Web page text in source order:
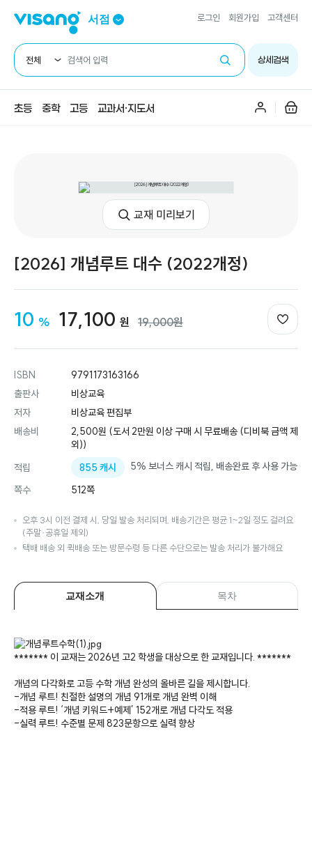
로그인 회원가입 고객센터
서점
전체 상세검색
초등 중학 고등 교과서·지도서
교재 미리보기
[2026] 개념루트 대수 (2022개정)
할인율
10 %
판매금액
17,100 원 19,000원
ISBN
9791173163166
출판사
비상교육
저자
비상교육 편집부
배송비
2,500원 (도서 2만원 이상 구매 시 무료배송 (디비북 금액 제
외))
적립
855 캐시
5% 보너스 캐시 적립, 배송완료 후 사용 가능
쪽수
512쪽
오후 3시 이전 결제 시, 당일 발송 처리되며, 배송기간은 평균 1~2일 정도 걸려요
(주말·공휴일 제외)
택배 배송 외 퀵배송 또는 방문수령 등 다른 수단으로는 발송 처리가 불가해요
교재소개 목차
교재소개
******* 이 교재는 2026년 고2 학생을 대상으로 한 교재입니다. *******
개념의 다각화로 고등 수학 개념 완성의 올바른 길을 제시합니다.
-개념 루트! 친절한 설명의 개념 91개로 개념 완벽 이해
-적용 루트! ‘개념 키워드+예제’ 152개로 개념 다각도 적용
-실력 루트! 수준별 문제 823문항으로 실력 향상